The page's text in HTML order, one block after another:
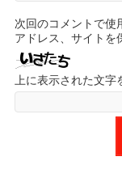
次回のコメントで使
アドレス、サイトを
上に表示された文字